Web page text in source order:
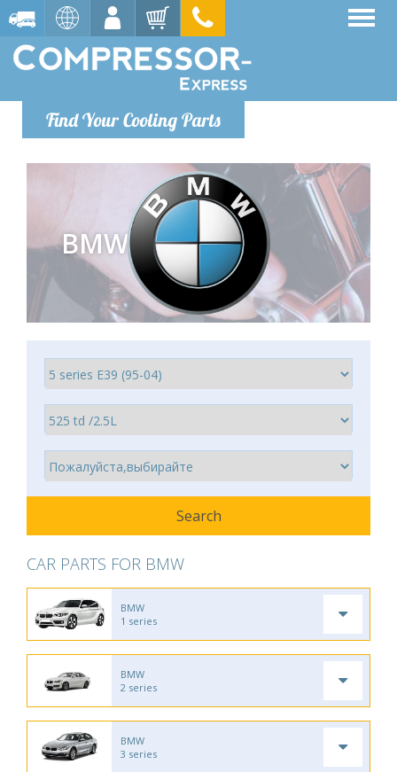
Find Your Cooling Parts
BMW
CAR PARTS FOR BMW
BMW
1 series
BMW
2 series
BMW
3 series